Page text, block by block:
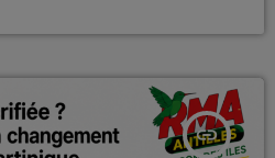
insert_link